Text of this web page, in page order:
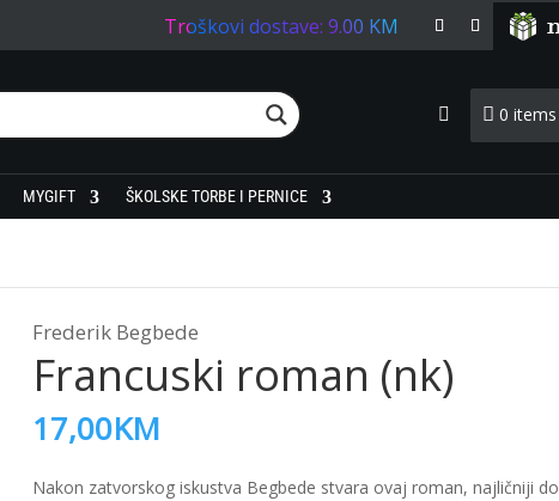
Troškovi dostave: 9.00 KM
0 items
MYGIFT ŠKOLSKE TORBE I PERNICE
Frederik Begbede
Francuski roman (nk)
17,00KM
Nakon zatvorskog iskustva Begbede stvara ovaj roman, najličniji